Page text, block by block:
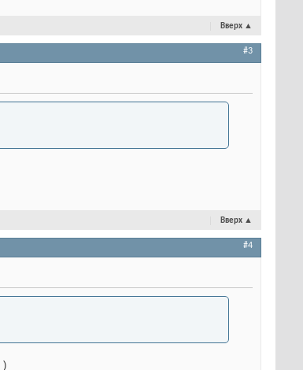
Вверх ▲
#3
Вверх ▲
#4
)